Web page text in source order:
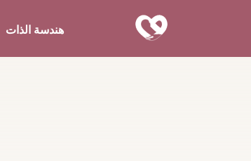
هندسة الذات